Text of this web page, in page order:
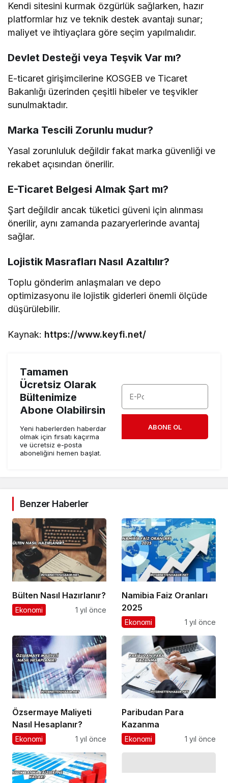
Kendi sitesini kurmak özgürlük sağlarken, hazır
platformlar hız ve teknik destek avantajı sunar;
maliyet ve ihtiyaçlara göre seçim yapılmalıdır.
Devlet Desteği veya Teşvik Var mı?
E-ticaret girişimcilerine KOSGEB ve Ticaret
Bakanlığı üzerinden çeşitli hibeler ve teşvikler
sunulmaktadır.
Marka Tescili Zorunlu mudur?
Yasal zorunluluk değildir fakat marka güvenliği ve
rekabet açısından önerilir.
E-Ticaret Belgesi Almak Şart mı?
Şart değildir ancak tüketici güveni için alınması
önerilir, aynı zamanda pazaryerlerinde avantaj
sağlar.
Lojistik Masrafları Nasıl Azaltılır?
Toplu gönderim anlaşmaları ve depo
optimizasyonu ile lojistik giderleri önemli ölçüde
düşürülebilir.
Kaynak: https://www.keyfi.net/
Tamamen
Ücretsiz Olarak
Bültenimize
Abone Olabilirsin
Yeni haberlerden haberdar
olmak için fırsatı kaçırma
ve ücretsiz e-posta
aboneliğini hemen başlat.
ABONE OL
Benzer Haberler
Bülten Nasıl Hazırlanır?
Ekonomi 1 yıl önce
Namibia Faiz Oranları
2025
Ekonomi 1 yıl önce
Özsermaye Maliyeti
Nasıl Hesaplanır?
Ekonomi 1 yıl önce
Paribudan Para
Kazanma
Ekonomi 1 yıl önce